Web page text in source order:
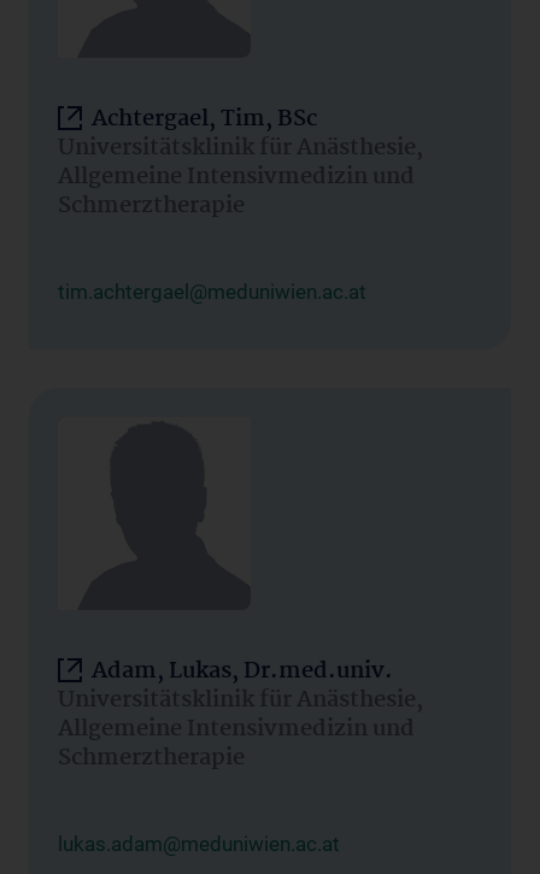
Achtergael, Tim, BSc
Universitätsklinik für Anästhesie,
Allgemeine Intensivmedizin und
Schmerztherapie
tim.achtergael@meduniwien.ac.at
Adam, Lukas, Dr.med.univ.
Universitätsklinik für Anästhesie,
Allgemeine Intensivmedizin und
Schmerztherapie
lukas.adam@meduniwien.ac.at